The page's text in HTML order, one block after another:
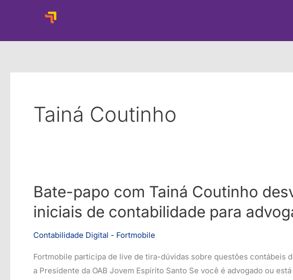
Tainá Coutinho
Bate-papo com Tainá Coutinho
iniciais de contabilidade para
Contabilidade Digital - Fortmobile
Fortmobile participa de live de tira-dúvidas sobre questões contábeis
a Presidente da OAB Jovem Espírito Santo Se você é advogado ou